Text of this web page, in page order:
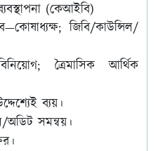
(কেআইবি)
জিবি/কাউন্সিল/
ত্রৈমাসিক আর্থিক
ব্যয়।
অডিট সমন্বয়।